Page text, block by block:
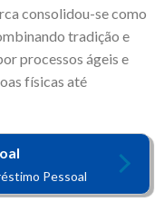
consolidou-se como
tradição e
processos ágeis e
físicas até
Pessoal